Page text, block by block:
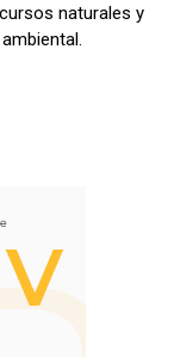
naturales y